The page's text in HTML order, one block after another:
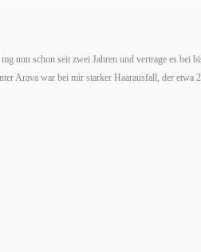
nun schon seit zwei Jahren und vertrage es bei
Arava war bei mir starker Haarausfall, der etwa